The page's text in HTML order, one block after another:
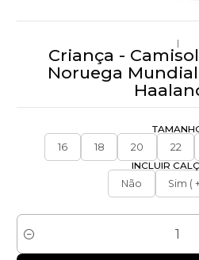
|
Criança -
Noruega
16
18 20 22
INCLUIR
Não
Sim (
Quantidade